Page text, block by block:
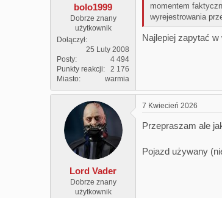
bolo1999
Dobrze znany
użytkownik
Dołączył
25 Luty 2008
Posty
4 494
Punkty reakcji
2 176
Miasto
warmia
momentem
wyrejestrowania
Najlepiej zapytać
Lord Vader
Dobrze znany
użytkownik
7 Kwiecień 2026
Przepraszam ale
Pojazd używany